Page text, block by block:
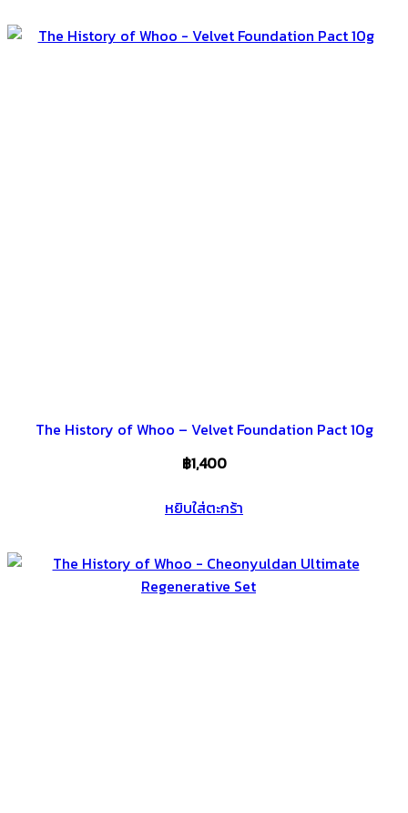
The History of Whoo – Velvet Foundation Pact 10g
฿1,400
หยิบใส่ตะกร้า